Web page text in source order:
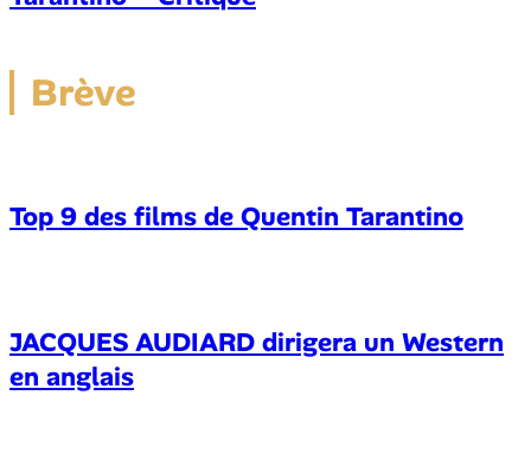
Brève
Top 9 des films de Quentin Tarantino
JACQUES AUDIARD dirigera un Western
en anglais